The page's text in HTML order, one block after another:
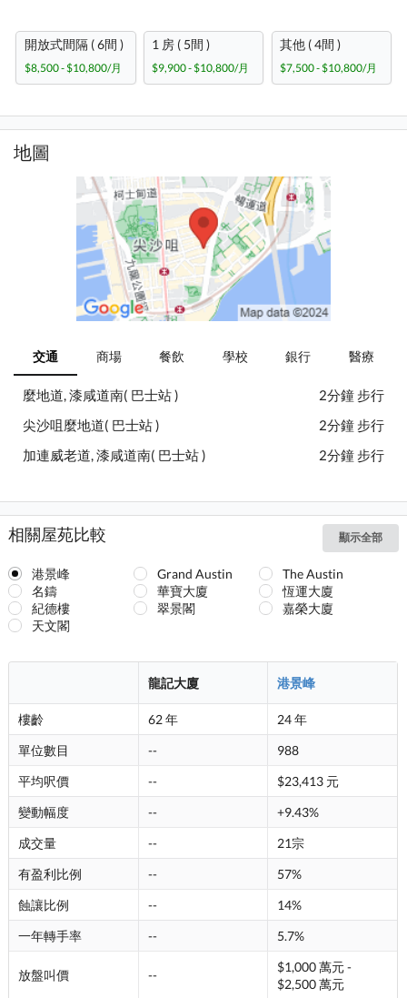
開放式間隔 ( 6間 )
$8,500 - $10,800/月
1 房 ( 5間 )
$9,900 - $10,800/月
其他 ( 4間 )
$7,500 - $10,800/月
地圖
交通 商場 餐飲 學校 銀行 醫療
麼地道, 漆咸道南( 巴士站 )
2分鐘 步行
尖沙咀麼地道( 巴士站 )
2分鐘 步行
加連威老道, 漆咸道南( 巴士站 )
2分鐘 步行
相關屋苑比較 顯示全部
港景峰 Grand Austin
The Austin
名鑄
華寶大廈
恆運大廈
紀德樓
翠景閣
嘉榮大廈
天文閣
龍記大廈 港景峰
樓齡 62 年
24 年
單位數目
--
988
平均呎價
--
$23,413 元
變動幅度
--
+9.43%
成交量
--
21宗
有盈利比例
--
57%
蝕讓比例
--
14%
一年轉手率
-- 5.7%
放盤叫價 --
$1,000 萬元 -
$2,500 萬元